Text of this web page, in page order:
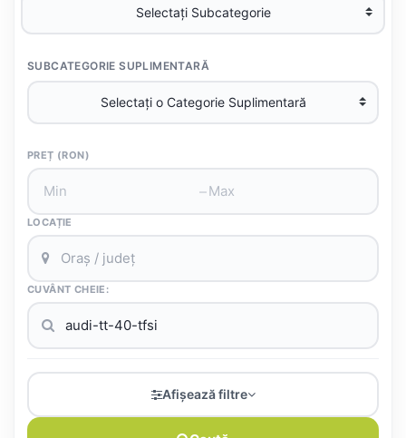
SUBCATEGORIE SUPLIMENTARĂ
PREȚ (RON)
–
LOCAȚIE
CUVÂNT CHEIE:
Afișează filtre